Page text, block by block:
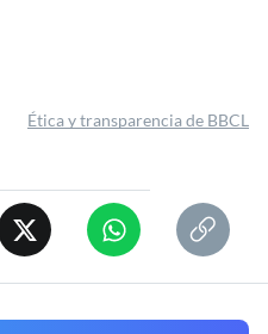
Ética y transparencia de BBCL